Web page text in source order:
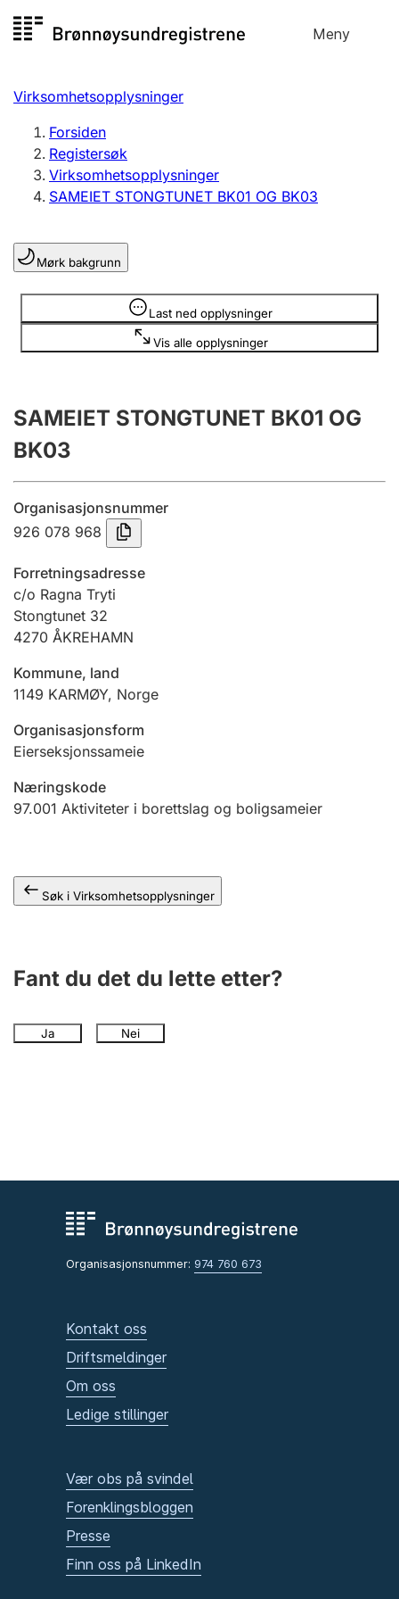
til
Meny
Registersøk
Aksjeselskap
Enkeltpersonforetak
Registrere, endre, slette
Lag og forening
Registrere, endre, slette
Årsregnskap
Innsending og forsinkelsesgebyr
Tinglysing
Jeger
Betaling og jegeravgiftskort
Ektepaktveileder
Offentlig sektor
Andre tema
Virksomhetsopplysninger
Forsiden
Registersøk
Virksomhetsopplysninger
SAMEIET STONGTUNET BK01 OG BK03
Mørk bakgrunn
Last ned opplysninger
Vis alle opplysninger
Opplysninger er skjult
SAMEIET STONGTUNET BK01 OG
BK03
Organisasjonsnummer
926 078 968
Forretningsadresse
c/o Ragna Tryti
Stongtunet 32
4270 ÅKREHAMN
Kommune, land
1149 KARMØY, Norge
Organisasjonsform
Eierseksjonssameie
Næringskode
97.001 Aktiviteter i borettslag og boligsameier
Søk i Virksomhetsopplysninger
Fant du det du lette etter?
Ja Nei
Organisasjonsnummer: 974 760 673
Kontakt oss
Driftsmeldinger
Om oss
Ledige stillinger
Vær obs på svindel
Forenklingsbloggen
Presse
Finn oss på LinkedIn